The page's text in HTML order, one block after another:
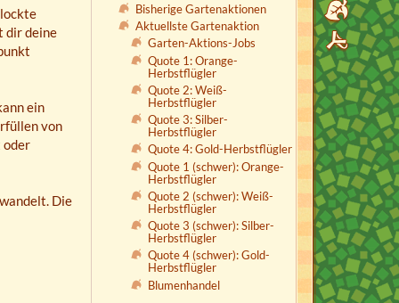
Bisherige Gartenaktionen
Aktuellste Gartenaktion
Garten-Aktions-Jobs
Quote 1: Orange-
Herbstflügler
Quote 2: Weiß-
Herbstflügler
Quote 3: Silber-
Herbstflügler
Quote 4: Gold-Herbstflügler
Quote 1 (schwer): Orange-
Herbstflügler
Quote 2 (schwer): Weiß-
Herbstflügler
Quote 3 (schwer): Silber-
Herbstflügler
Quote 4 (schwer): Gold-
Herbstflügler
Blumenhandel
dir deine
ein
von
oder
Die